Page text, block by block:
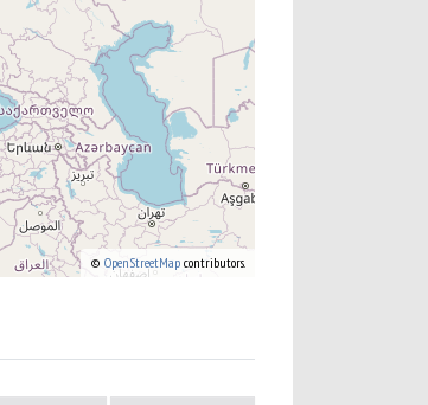
© OpenStreetMap contributors.